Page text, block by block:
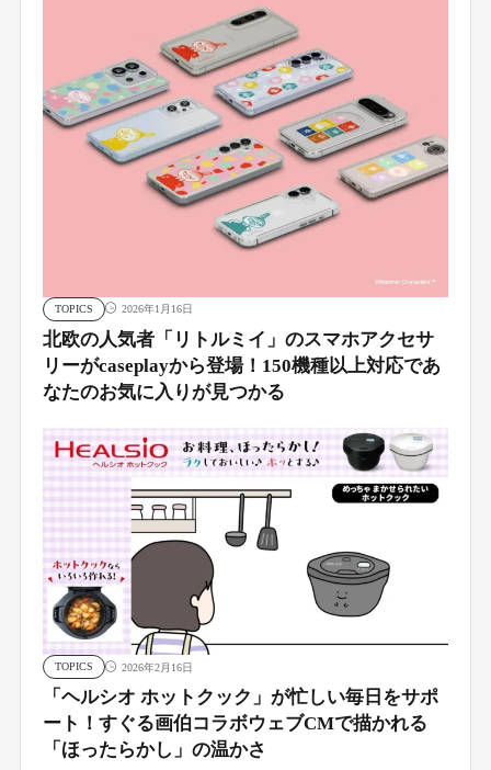
TOPICS 2026年1月16日
北欧の人気者「リトルミイ」のスマホアクセサ
リーがcaseplayから登場！150機種以上対応であ
なたのお気に入りが見つかる
TOPICS 2026年2月16日
「ヘルシオ ホットクック」が忙しい毎日をサポ
ート！すぐる画伯コラボウェブCMで描かれる
「ほったらかし」の温かさ